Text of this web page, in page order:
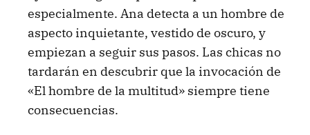
especialmente. Ana detecta a un hombre de
aspecto inquietante, vestido de oscuro, y
empiezan a seguir sus pasos. Las chicas no
tardarán en descubrir que la invocación de
«El hombre de la multitud» siempre tiene
consecuencias.